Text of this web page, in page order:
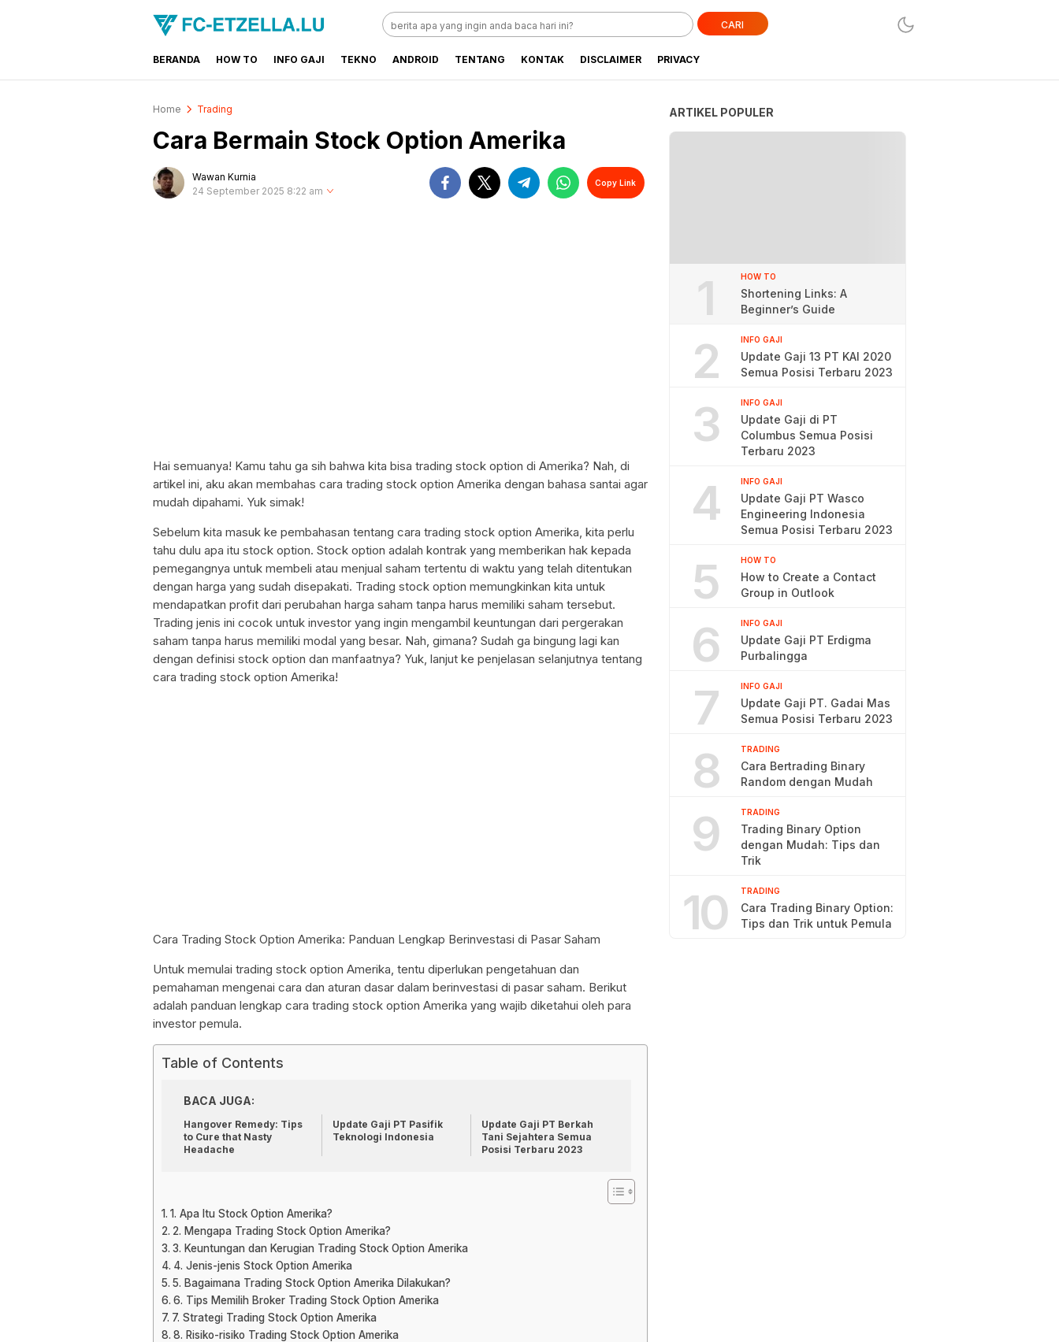
FC-ETZELLA.LU
Share & Learn The World
CARI
BERANDA HOW TO INFO GAJI TEKNO ANDROID TENTANG KONTAK DISCLAIMER PRIVACY
Home Trading
Cara Bermain Stock Option Amerika
Wawan Kurnia
24 September 2025 8:22 am
Copy Link
Hai semuanya! Kamu tahu ga sih bahwa kita bisa trading stock option di Amerika? Nah, di
artikel ini, aku akan membahas cara trading stock option Amerika dengan bahasa santai agar
mudah dipahami. Yuk simak!
Sebelum kita masuk ke pembahasan tentang cara trading stock option Amerika, kita perlu
tahu dulu apa itu stock option. Stock option adalah kontrak yang memberikan hak kepada
pemegangnya untuk membeli atau menjual saham tertentu di waktu yang telah ditentukan
dengan harga yang sudah disepakati. Trading stock option memungkinkan kita untuk
mendapatkan profit dari perubahan harga saham tanpa harus memiliki saham tersebut.
Trading jenis ini cocok untuk investor yang ingin mengambil keuntungan dari pergerakan
saham tanpa harus memiliki modal yang besar. Nah, gimana? Sudah ga bingung lagi kan
dengan definisi stock option dan manfaatnya? Yuk, lanjut ke penjelasan selanjutnya tentang
cara trading stock option Amerika!
Cara Trading Stock Option Amerika: Panduan Lengkap Berinvestasi di Pasar Saham
Untuk memulai trading stock option Amerika, tentu diperlukan pengetahuan dan
pemahaman mengenai cara dan aturan dasar dalam berinvestasi di pasar saham. Berikut
adalah panduan lengkap cara trading stock option Amerika yang wajib diketahui oleh para
investor pemula.
Table of Contents
BACA JUGA:
Hangover Remedy: Tips
to Cure that Nasty
Headache
Update Gaji PT Pasifik
Teknologi Indonesia
Update Gaji PT Berkah
Tani Sejahtera Semua
Posisi Terbaru 2023
1. Apa Itu Stock Option Amerika?
2. Mengapa Trading Stock Option Amerika?
3. Keuntungan dan Kerugian Trading Stock Option Amerika
4. Jenis-jenis Stock Option Amerika
5. Bagaimana Trading Stock Option Amerika Dilakukan?
6. Tips Memilih Broker Trading Stock Option Amerika
7. Strategi Trading Stock Option Amerika
8. Risiko-risiko Trading Stock Option Amerika
ARTIKEL POPULER
1 HOW TO
Shortening Links: A
Beginner’s Guide
2 INFO GAJI
Update Gaji 13 PT KAI 2020
Semua Posisi Terbaru 2023
3 INFO GAJI
Update Gaji di PT
Columbus Semua Posisi
Terbaru 2023
4 INFO GAJI
Update Gaji PT Wasco
Engineering Indonesia
Semua Posisi Terbaru 2023
5 HOW TO
How to Create a Contact
Group in Outlook
6 INFO GAJI
Update Gaji PT Erdigma
Purbalingga
7 INFO GAJI
Update Gaji PT. Gadai Mas
Semua Posisi Terbaru 2023
8 TRADING
Cara Bertrading Binary
Random dengan Mudah
9 TRADING
Trading Binary Option
dengan Mudah: Tips dan
Trik
10 TRADING
Cara Trading Binary Option:
Tips dan Trik untuk Pemula